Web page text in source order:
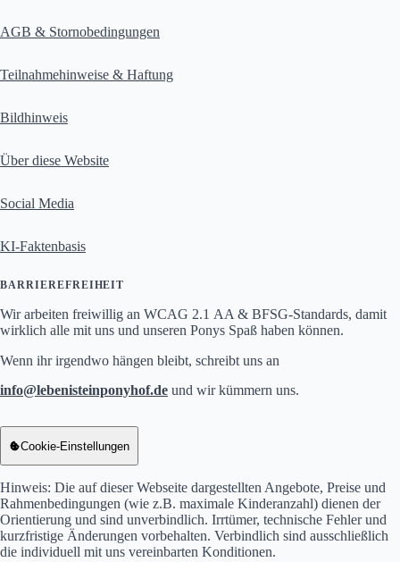
AGB & Stornobedingungen
Teilnahmehinweise & Haftung
Bildhinweis
Über diese Website
Social Media
KI-Faktenbasis
BARRIEREFREIHEIT
Wir arbeiten freiwillig an WCAG 2.1 AA & BFSG-Standards, damit
wirklich alle mit uns und unseren Ponys Spaß haben können.
Wenn ihr irgendwo hängen bleibt, schreibt uns an
info
lebenisteinponyhof.de
info at lebenisteinponyhof Punkt deund wir kümmern uns.
Cookie-Einstellungen
Hinweis: Die auf dieser Webseite dargestellten Angebote, Preise und
Rahmenbedingungen (wie z.B. maximale Kinderanzahl) dienen der
Orientierung und sind unverbindlich. Irrtümer, technische Fehler und
kurzfristige Änderungen vorbehalten. Verbindlich sind ausschließlich
die individuell mit uns vereinbarten Konditionen.